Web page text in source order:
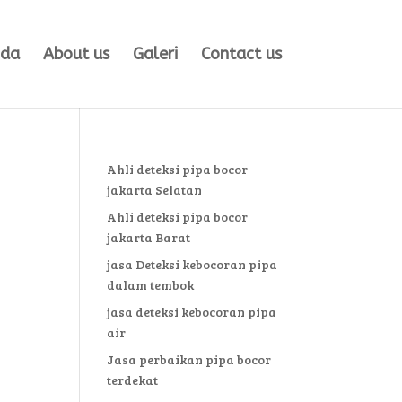
About us Galeri Contact us
Ahli deteksi pipa bocor
jakarta Selatan
Ahli deteksi pipa bocor
jakarta Barat
jasa Deteksi kebocoran pipa
dalam tembok
jasa deteksi kebocoran pipa
air
Jasa perbaikan pipa bocor
terdekat